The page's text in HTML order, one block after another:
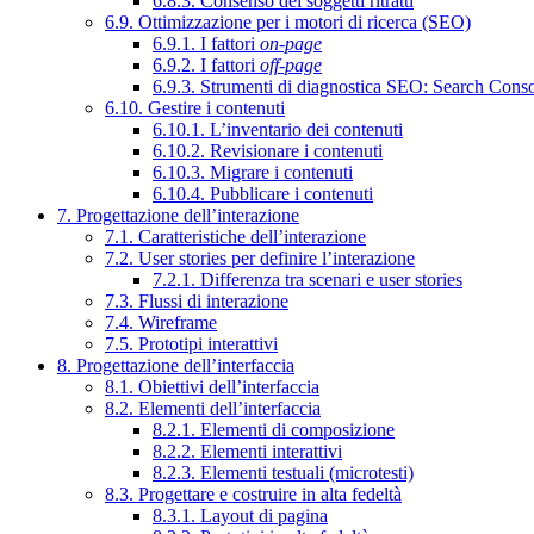
6.9. Ottimizzazione per i motori di ricerca (SEO)
6.9.1. I fattori on-page
6.9.2. I fattori off-page
6.9.3. Strumenti di diagnostica SEO: Search
6.10. Gestire i contenuti
6.10.1. L’inventario dei contenuti
6.10.2. Revisionare i contenuti
6.10.3. Migrare i contenuti
6.10.4. Pubblicare i contenuti
7. Progettazione dell’interazione
7.1. Caratteristiche dell’interazione
7.2. User stories per definire l’interazione
7.2.1. Differenza tra scenari e user stories
7.3. Flussi di interazione
7.4. Wireframe
7.5. Prototipi interattivi
8. Progettazione dell’interfaccia
8.1. Obiettivi dell’interfaccia
8.2. Elementi dell’interfaccia
8.2.1. Elementi di composizione
8.2.2. Elementi interattivi
8.2.3. Elementi testuali (microtesti)
8.3. Progettare e costruire in alta fedeltà
8.3.1. Layout di pagina